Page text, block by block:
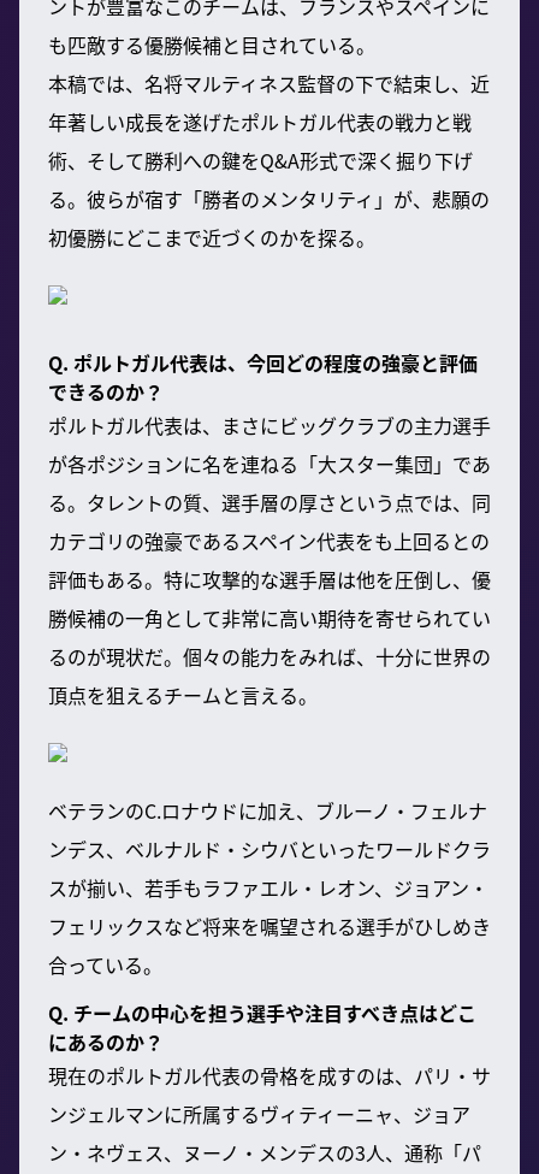
も匹敵する優勝候補と目されている。
本稿では、名将マルティネス監督の下で結束し、近
年著しい成長を遂げたポルトガル代表の戦力と戦
術、そして勝利への鍵をQ&A形式で深く掘り下げ
る。彼らが宿す「勝者のメンタリティ」が、悲願の
初優勝にどこまで近づくのかを探る。
Q. ポルトガル代表は、今回どの程度の強豪と評価
できるのか？
ポルトガル代表は、まさにビッグクラブの主力選手
が各ポジションに名を連ねる「大スター集団」であ
る。タレントの質、選手層の厚さという点では、同
カテゴリの強豪であるスペイン代表をも上回るとの
評価もある。特に攻撃的な選手層は他を圧倒し、優
勝候補の一角として非常に高い期待を寄せられてい
るのが現状だ。個々の能力をみれば、十分に世界の
頂点を狙えるチームと言える。
ベテランのC.ロナウドに加え、ブルーノ・フェルナ
ンデス、ベルナルド・シウバといったワールドクラ
スが揃い、若手もラファエル・レオン、ジョアン・
フェリックスなど将来を嘱望される選手がひしめき
合っている。
Q. チームの中心を担う選手や注目すべき点はどこ
にあるのか？
現在のポルトガル代表の骨格を成すのは、パリ・サ
ンジェルマンに所属するヴィティーニャ、ジョア
ン・ネヴェス、ヌーノ・メンデスの3人、通称「パ